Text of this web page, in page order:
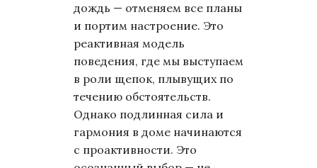
дождь — отменяем все планы
и портим настроение. Это
реактивная модель
поведения, где мы выступаем
в роли щепок, плывущих по
течению обстоятельств.
Однако подлинная сила и
гармония в доме начинаются
с проактивности. Это